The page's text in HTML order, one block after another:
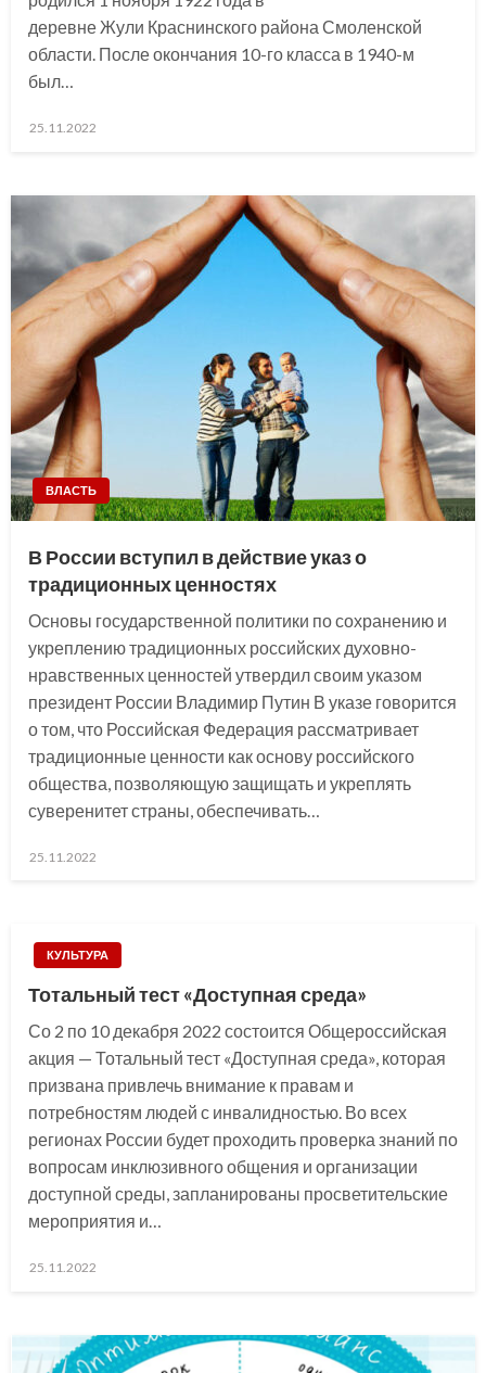
деревне Жули Краснинского района Смоленской
области. После окончания 10-го класса в 1940-м
был…
Posted
25.11.2022
ВЛАСТЬ
В России вступил в действие указ о
традиционных ценностях
Основы государственной политики по сохранению и
укреплению традиционных российских духовно-
нравственных ценностей утвердил своим указом
президент России Владимир Путин В указе говорится
о том, что Российская Федерация рассматривает
традиционные ценности как основу российского
общества, позволяющую защищать и укреплять
суверенитет страны, обеспечивать…
Posted
25.11.2022
КУЛЬТУРА
Тотальный тест «Доступная среда»
Со 2 по 10 декабря 2022 состоится Общероссийская
акция — Тотальный тест «Доступная среда», которая
призвана привлечь внимание к правам и
потребностям людей с инвалидностью. Во всех
регионах России будет проходить проверка знаний по
вопросам инклюзивного общения и организации
доступной среды, запланированы просветительские
мероприятия и…
Posted
25.11.2022